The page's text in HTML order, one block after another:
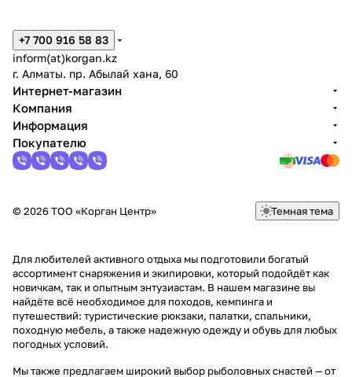
+7 700 916 58 83
inform(at)korgan.kz
г. Алматы. пр. Абылай хана, 60
Интернет-магазин
Компания
Информация
Покупателю
© 2026 ТОО «Корган Центр» Темная тема
Для любителей активного отдыха мы подготовили богатый
ассортимент снаряжения и экипировки, который подойдёт как
новичкам, так и опытным энтузиастам. В нашем магазине вы
найдёте всё необходимое для походов, кемпинга и
путешествий: туристические рюкзаки, палатки, спальники,
походную мебель, а также надежную одежду и обувь для любых
погодных условий.
Мы также предлагаем широкий выбор рыболовных снастей — от